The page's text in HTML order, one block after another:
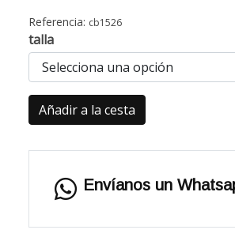
Referencia: cb1526
talla
Añadir a la cesta
Envíanos un